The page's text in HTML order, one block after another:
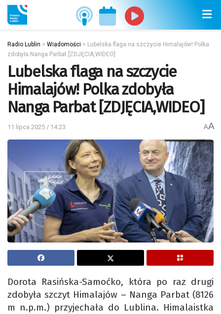
Radio Lublin > Wiadomości > Lubelska flaga na szczycie Himalajów! Polka
zdobyła Nanga Parbat [ZDJĘCIA,WIDEO]
Lubelska flaga na szczycie
Himalajów! Polka zdobyła
Nanga Parbat [ZDJĘCIA,WIDEO]
11 lipca 2025 / 14:23 AA
Dorota Rasińska-Samoćko, która po raz drugi
zdobyła szczyt Himalajów – Nanga Parbat (8126
m n.p.m.) przyjechała do Lublina. Himalaistka